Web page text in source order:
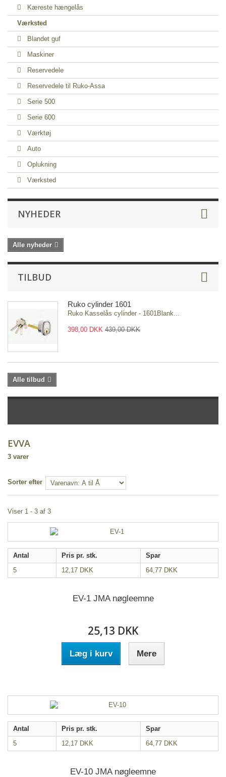
Kæreste hængelås
Værksted
Blandet guf
Maskiner
Reservedele
Reservedele til Ruko-Assa
Serie 500
Serie 600
Værktøj
Auto
Oplukning
Værksted
NYHEDER
Alle nyheder
TILBUD
Ruko cylinder 1601
Ruko Kasselås cylinder - 1601Blank...
398,00 DKK 439,00 DKK
Alle tilbud
EVVA
3 varer
Sorter efter
Viser 1 - 3 af 3
Antal Pris pr. stk.
Spar
5
12,17 DKK 64,77 DKK
EV-1 JMA nøgleemne
25,13 DKK
Læg i kurv Mere
Antal Pris pr. stk.
Spar
5
12,17 DKK 64,77 DKK
EV-10 JMA nøgleemne